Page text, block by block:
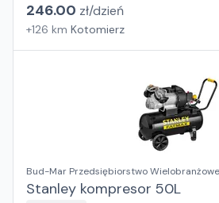
246.00 zł/dzień
+126 km Kotomierz
Bud-Mar Przedsiębiorstwo
Stanley kompresor 50L